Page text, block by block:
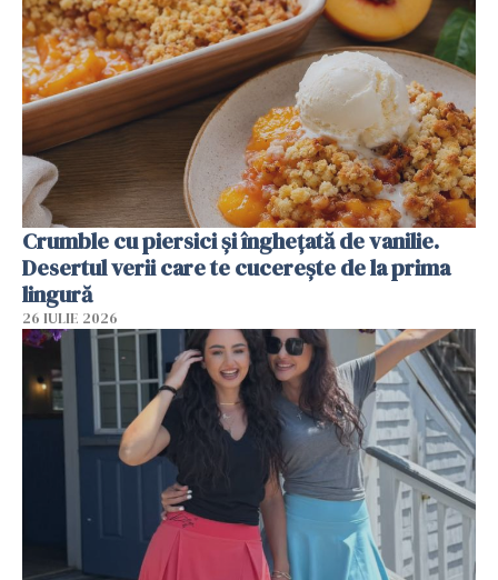
Crumble cu piersici și înghețată de vanilie.
Desertul verii care te cucerește de la prima
lingură
26 IULIE 2026